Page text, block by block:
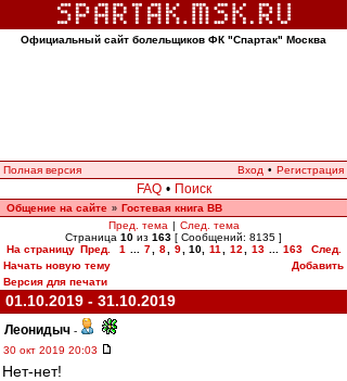
Официальный сайт болельщиков ФК "Спартак" Москва
Полная версия Вход • Регистрация
FAQ • Поиск
Общение на сайте » Гостевая книга ВВ
Пред. тема | След. тема
Страница 10 из 163 [ Сообщений: 8135 ]
На страницу Пред. 1 7 8 9 10, 11 12 13 163
След.
Начать новую тему
Добавить
Версия для печати
01.10.2019 - 31.10.2019
Леонидыч -
30 окт 2019 20:03
Нет-нет!